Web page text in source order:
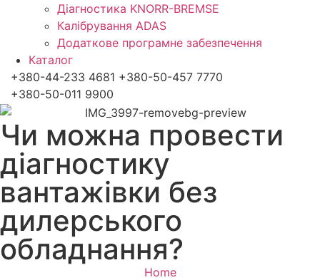
Діагностика KNORR-BREMSE
Калібрування ADAS
Додаткове програмне забезпечення
Каталог
+380-44-233 4681 +380-50-457 7770
+380-50-011 9900
Чи можна провести
діагностику
вантажівки без
дилерського
обладнання?
Home